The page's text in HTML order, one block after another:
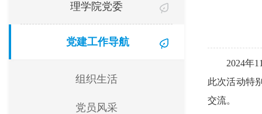
理学院党委
党建工作导航
组织生活
党员风采
2024年
此次活动特
交流。